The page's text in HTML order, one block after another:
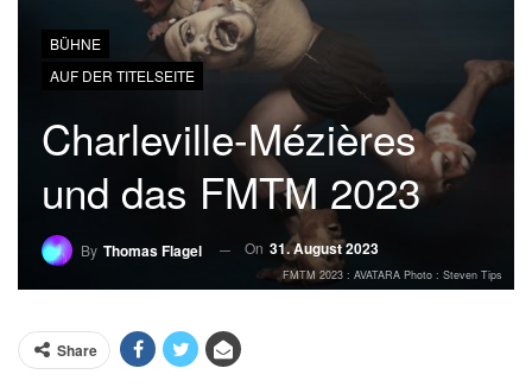
BÜHNE
AUF DER TITELSEITE
Charleville-Mézières
und das FMTM 2023
By Thomas Flagel On 31. August 2023
FMTM 2023 : AVATARA Photo : Steven Tips
Share